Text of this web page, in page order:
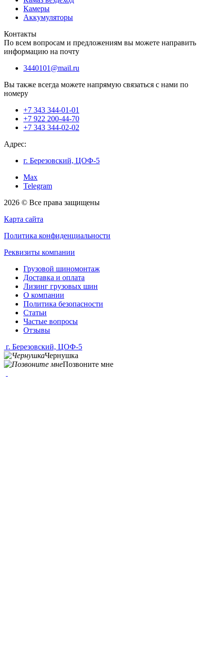
Камеры
Аккумуляторы
Контакты
По всем вопросам и предложениям вы можете направить
информацию на почту
3440101@mail.ru
Вы также всегда можете напрямую связаться с нами по
номеру
+7 343 344-01-01
+7 922 200-44-70
+7 343 344-02-02
Адрес:
г. Березовский, ЦОФ-5
Max
Telegram
2026 © Все права защищены
Карта сайта
Политика конфиденциальности
Реквизиты компании
Грузовой шиномонтаж
Доставка и оплата
Лизинг грузовых шин
О компании
Политика безопасности
Статьи
Частые вопросы
Отзывы
г. Березовский, ЦОФ-5
Чернушка
Позвоните мне